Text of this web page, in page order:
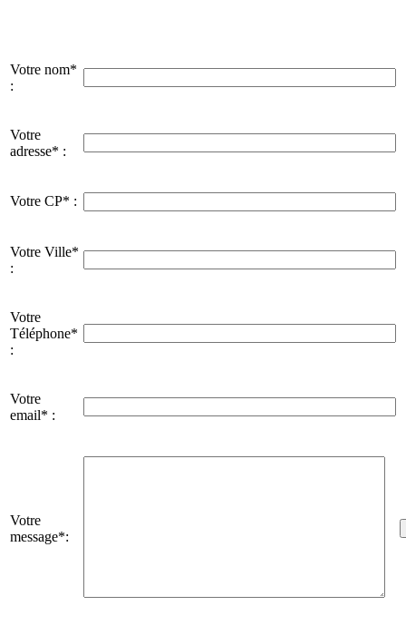
Votre nom*
:
Votre
adresse* :
Votre CP* :
Votre Ville*
:
Votre
Téléphone*
:
Votre
email* :
Votre
message*: